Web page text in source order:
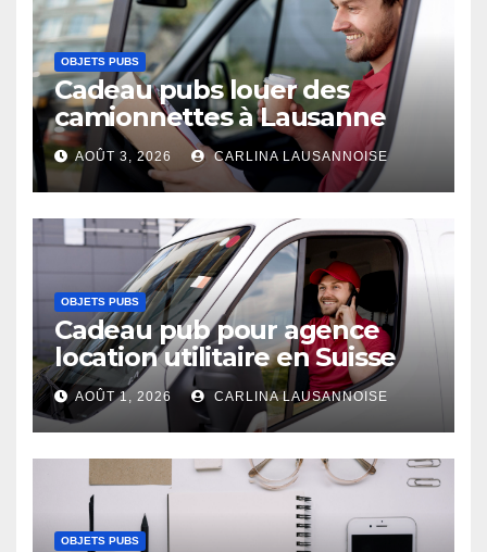
OBJETS PUBS
Cadeau pubs louer des
camionnettes à Lausanne
AOÛT 3, 2026 CARLINA LAUSANNOISE
OBJETS PUBS
Cadeau pub pour agence
location utilitaire en Suisse
AOÛT 1, 2026 CARLINA LAUSANNOISE
OBJETS PUBS